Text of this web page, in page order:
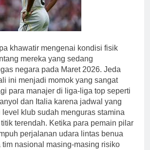
khawatir mengenai kondisi fisik
mereka yang sedang
negara pada Maret 2026. Jeda
ini menjadi momok yang sangat
para manajer di liga-liga top seperti
dan Italia karena jadwal yang
level klub sudah menguras stamina
terendah. Ketika para pemain pilar
perjalanan udara lintas benua
tim nasional masing-masing risiko